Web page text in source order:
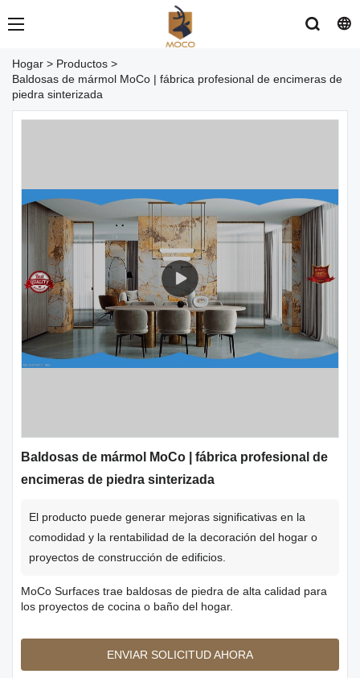
Hogar > Productos >
Baldosas de mármol MoCo | fábrica profesional de encimeras de
piedra sinterizada
Baldosas de mármol MoCo | fábrica profesional de
encimeras de piedra sinterizada
El producto puede generar mejoras significativas en la
comodidad y la rentabilidad de la decoración del hogar o
proyectos de construcción de edificios.
MoCo Surfaces trae baldosas de piedra de alta calidad para
los proyectos de cocina o baño del hogar.
ENVIAR SOLICITUD AHORA